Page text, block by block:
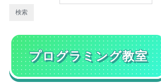
プログラミング教室